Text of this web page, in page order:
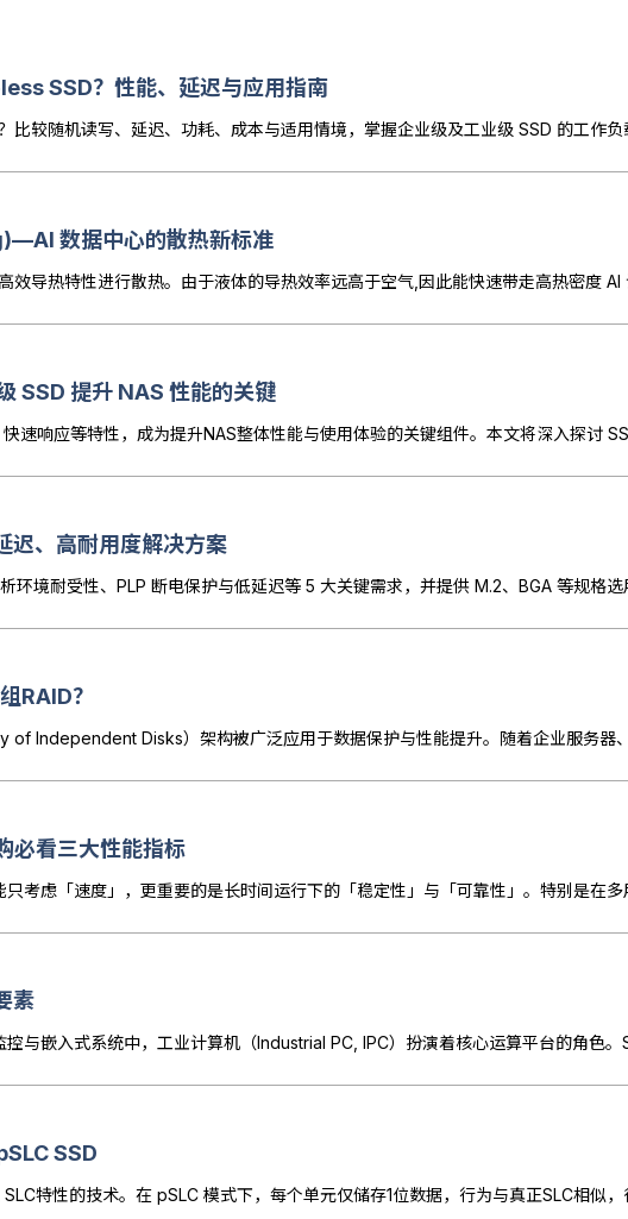
SSD？性能、延迟与应用指南
比较随机读写、延迟、功耗、成本与适用情境，掌握企业级及工业级 SSD 的工作负
数据中心的散热新标准
SSD 提升 NAS 性能的关键
迟、高耐用度解决方案
RAID？
必看三大性能指标
素
SSD
特性的技术。在 pSLC 模式下，每个单元仅储存1位数据，行为与真正SLC相似